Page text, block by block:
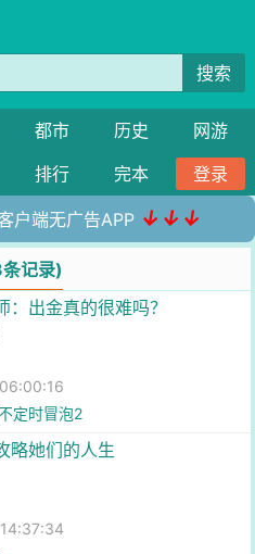
搜索
都市 历史
网游
排行 完本 登录
户端无广告APP ↓↓↓
记录)
出金真的很难吗？
定时冒泡2
略她们的人生